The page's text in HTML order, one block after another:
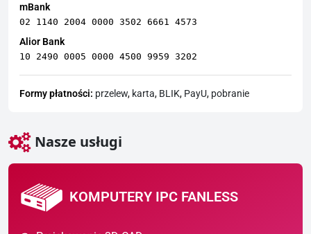
mBank
02 1140 2004 0000 3502 6661 4573
Alior Bank
10 2490 0005 0000 4500 9959 3202
Formy płatności: przelew, karta, BLIK, PayU, pobranie
Nasze usługi
KOMPUTERY IPC FANLESS